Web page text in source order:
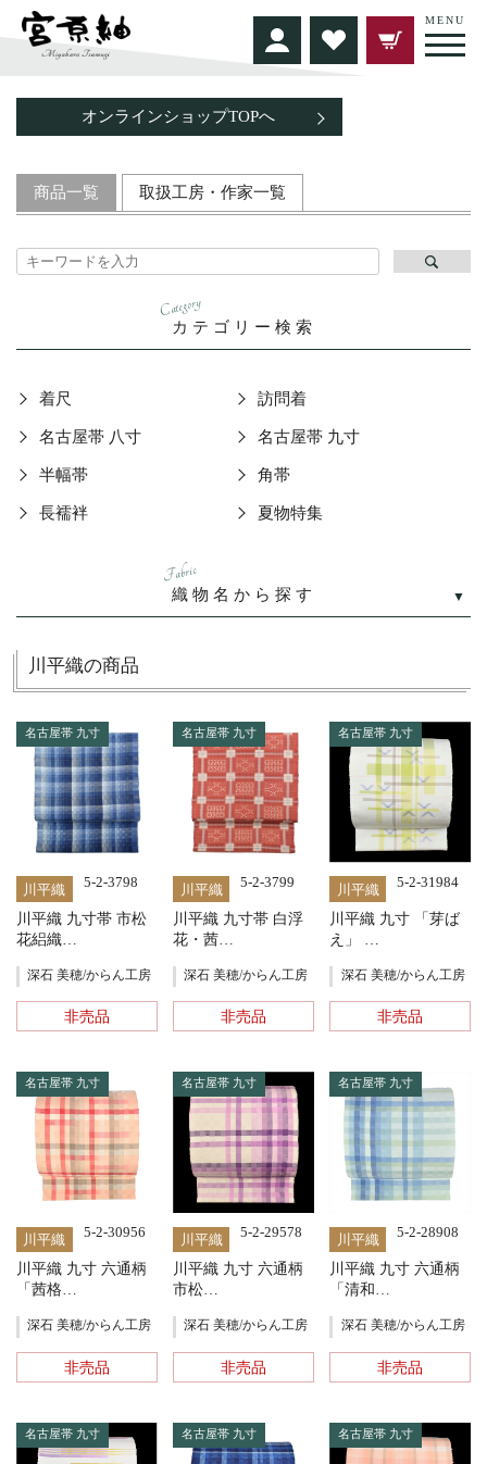
MENU
オンラインショップTOPへ
商品一覧 取扱工房・作家一覧
カテゴリー検索
Category
着尺 訪問着
名古屋帯 八寸 名古屋帯 九寸
半幅帯 角帯
長襦袢 夏物特集
織物名から探す
Fabric
川平織の商品
名古屋帯 九寸
川平織 5-2-3798
川平織 九寸帯 市松
花絽織…
深石 美穂/からん工房
非売品
名古屋帯 九寸
川平織 5-2-3799
川平織 九寸帯 白浮
花・茜…
深石 美穂/からん工房
非売品
名古屋帯 九寸
川平織 5-2-31984
川平織 九寸 「芽ば
え」 …
深石 美穂/からん工房
非売品
名古屋帯 九寸
川平織 5-2-30956
川平織 九寸 六通柄
「茜格…
深石 美穂/からん工房
非売品
名古屋帯 九寸
川平織 5-2-29578
川平織 九寸 六通柄
市松…
深石 美穂/からん工房
非売品
名古屋帯 九寸
川平織 5-2-28908
川平織 九寸 六通柄
「清和…
深石 美穂/からん工房
非売品
名古屋帯 九寸 名古屋帯 九寸 名古屋帯 九寸